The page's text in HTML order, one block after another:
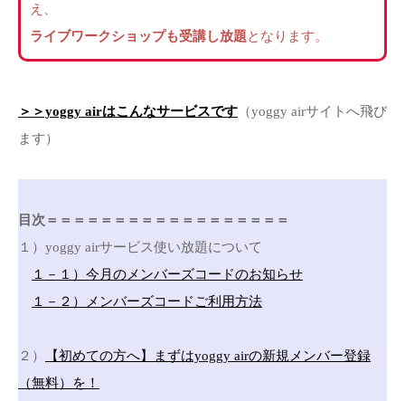
え、
ライブワークショップも受講し放題となります。
＞＞yoggy airはこんなサービスです （yoggy airサイトへ飛び
ます）
目次＝＝＝＝＝＝＝＝＝＝＝＝＝＝＝＝＝＝
１）yoggy airサービス使い放題について
１－１）今月のメンバーズコードのお知らせ
１－２）メンバーズコードご利用方法
２）
【初めての方へ】まずはyoggy airの新規メンバー登録
（無料）を！